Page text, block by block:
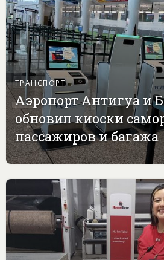
ТРАНСПОРТ
Аэропорт Антигуа и
обновил киоски
пассажиров и багажа